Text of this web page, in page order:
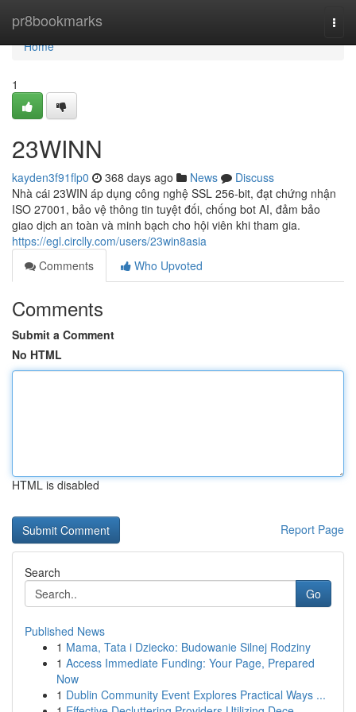
pr8bookmarks
Home
Home
1
23WINN
kayden3f91flp0 368 days ago News
Discuss
Nhà cái 23WIN áp dụng công nghệ SSL 256-bit, đạt chứng nhận
ISO 27001, bảo vệ thông tin tuyệt đối, chống bot AI, đảm bảo
giao dịch an toàn và minh bạch cho hội viên khi tham gia.
https://egl.circlly.com/users/23win8asia
Comments
Who Upvoted
Comments
Submit a Comment
No HTML
HTML is disabled
Report Page
Search
Go
Published News
1 Mama, Tata i Dziecko: Budowanie Silnej Rodziny
1 Access Immediate Funding: Your Page, Prepared
Now
1 Dublin Community Event Explores Practical Ways ...